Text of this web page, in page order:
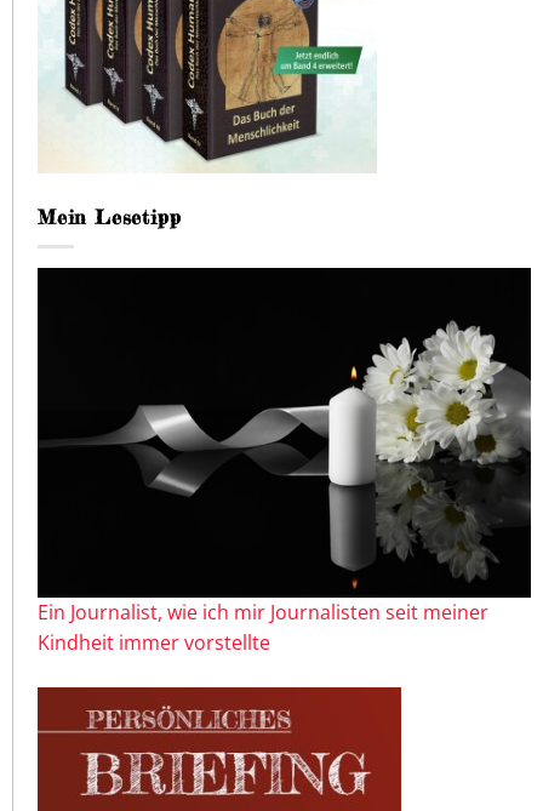
Mein Lesetipp
Ein Journalist, wie ich mir Journalisten seit meiner
Kindheit immer vorstellte